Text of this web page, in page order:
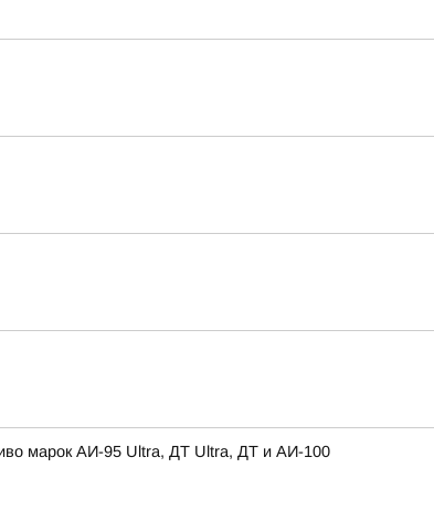
марок АИ-95 Ultra, ДТ Ultra, ДТ и АИ-100